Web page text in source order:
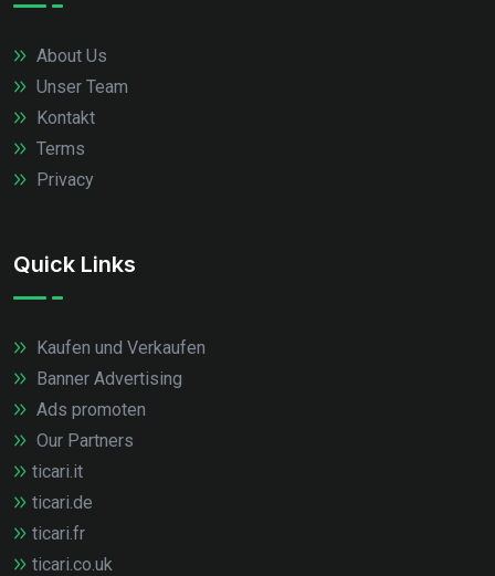
About Us
Unser Team
Kontakt
Terms
Privacy
Quick Links
Kaufen und Verkaufen
Banner Advertising
Ads promoten
Our Partners
ticari.it
ticari.de
ticari.fr
ticari.co.uk